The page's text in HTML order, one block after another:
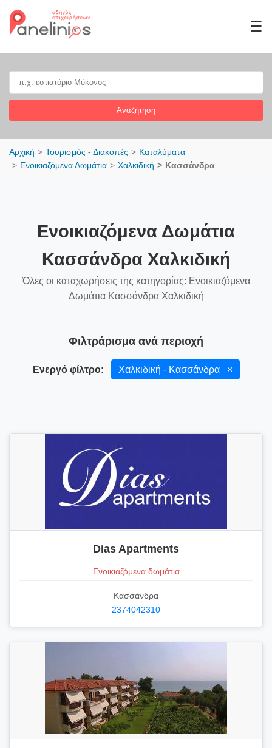
☰
Αναζήτηση
Αρχική Τουρισμός - Διακοπές
Καταλύματα
Ενοικιαζόμενα Δωμάτια
Χαλκιδική Κασσάνδρα
Ενοικιαζόμενα Δωμάτια
Κασσάνδρα Χαλκιδική
Όλες οι καταχωρήσεις της κατηγορίας: Ενοικιαζόμενα
Δωμάτια Κασσάνδρα Χαλκιδική
Φιλτράρισμα ανά περιοχή
Ενεργό φίλτρο: Χαλκιδική - Κασσάνδρα ×
Dias Apartments
Ενοικιαζόμενα δωμάτια
Κασσάνδρα
2374042310